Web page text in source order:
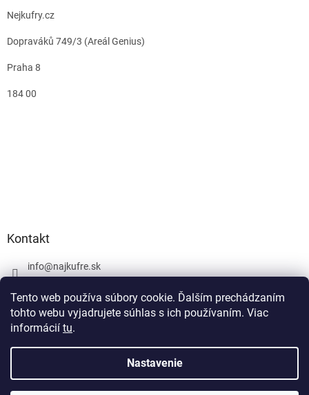
Tento web používa súbory cookie. Ďalším prechádzaním
tohto webu vyjadrujete súhlas s ich používaním. Viac
informácií tu.
Nastavenie
Nejkufry.cz
Dopraváků 749/3 (Areál Genius)
Praha 8
184 00
Kontakt
info@najkufre.sk
Facebook
Vytvoril Shoptet